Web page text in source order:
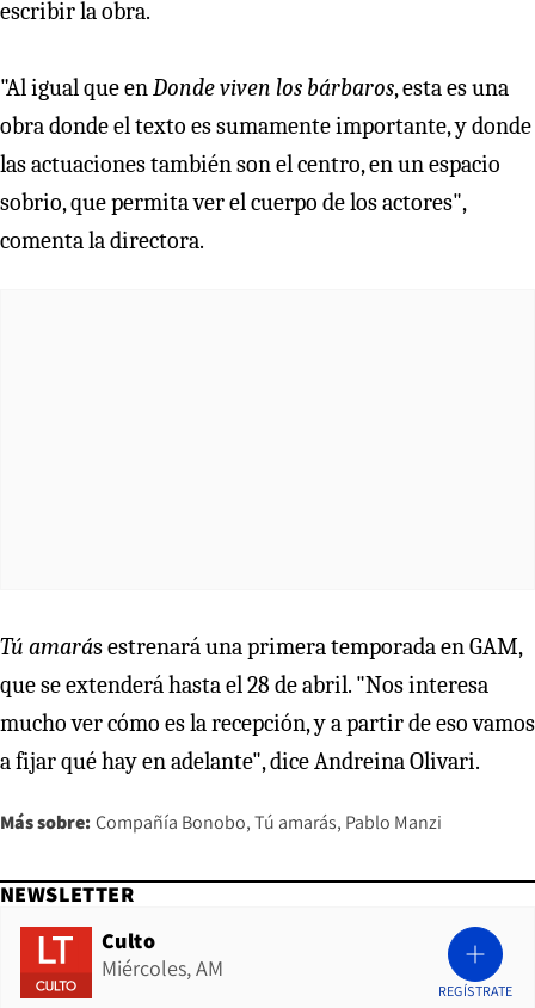
escribir la obra.
"Al igual que enDonde viven los bárbaros, esta es una
obra donde el texto es sumamente importante, y donde
las actuaciones también son el centro, en un espacio
sobrio, que permita ver el cuerpo de los actores",
comenta la directora.
Tú amarás estrenará una primera temporada en GAM,
que se extenderá hasta el 28 de abril. "Nos interesa
mucho ver cómo es la recepción, y a partir de eso vamos
a fijar qué hay en adelante", dice Andreina Olivari.
Más sobre: Compañía Bonobo Tú amarás Pablo Manzi
NEWSLETTER
Culto
Miércoles, AM
REGÍSTRATE